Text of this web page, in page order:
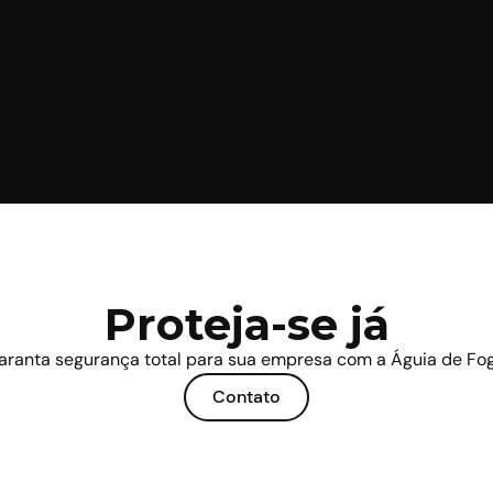
Proteja-se já
segurança total para sua empresa com a Águia de
Contato